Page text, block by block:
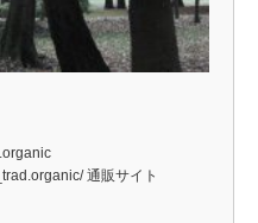
通販サイト